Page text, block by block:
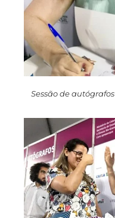
Sessão de autógrafos